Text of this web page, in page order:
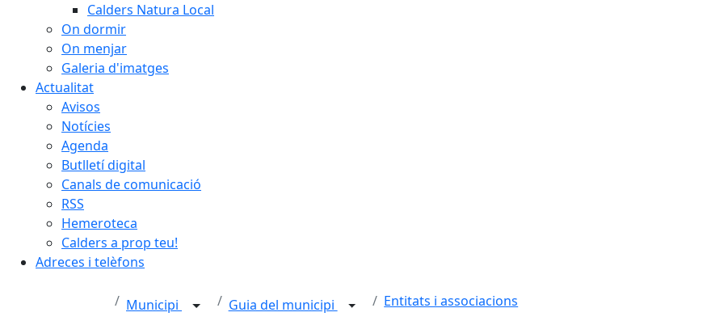
Calders Natura Local
On dormir
On menjar
Galeria d'imatges
Actualitat
Avisos
Notícies
Agenda
Butlletí digital
Canals de comunicació
RSS
Hemeroteca
Calders a prop teu!
Adreces i telèfons
Municipi Guia del municipi Entitats i associacions